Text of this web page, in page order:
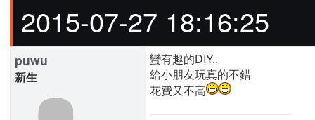
2015-07-27 18:16:25
puwu
新生
蠻有趣的DIY..
給小朋友玩真的不錯
花費又不高